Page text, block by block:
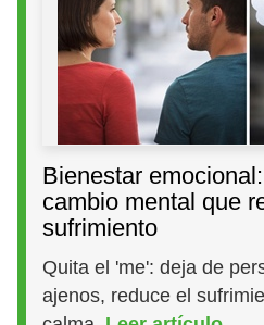
Bienestar
cambio mental que
sufrimiento
Quita el 'me': deja de
ajenos, reduce el